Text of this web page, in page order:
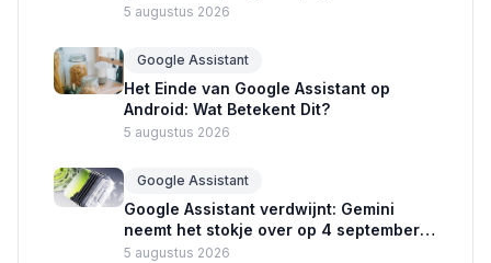
5 augustus 2026
Google Assistant
Het Einde van Google Assistant op
Android: Wat Betekent Dit?
5 augustus 2026
Google Assistant
Google Assistant verdwijnt: Gemini
neemt het stokje over op 4 september
2026
5 augustus 2026